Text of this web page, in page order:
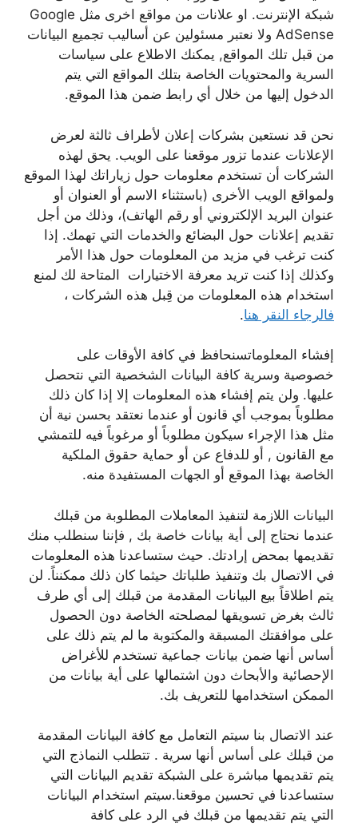
شبكة الإنترنت. او علانات من مواقع اخرى مثل Google
AdSense ولا نعتبر مسئولين عن أساليب تجميع البيانات
من قبل تلك المواقع, يمكنك الاطلاع على سياسات
السرية والمحتويات الخاصة بتلك المواقع التي يتم
الدخول إليها من خلال أي رابط ضمن هذا الموقع.
نحن قد نستعين بشركات إعلان لأطراف ثالثة لعرض
الإعلانات عندما تزور موقعنا على الويب. يحق لهذه
الشركات أن تستخدم معلومات حول زياراتك لهذا الموقع
ولمواقع الويب الأخرى (باستثناء الاسم أو العنوان أو
عنوان البريد الإلكتروني أو رقم الهاتف)، وذلك من أجل
تقديم إعلانات حول البضائع والخدمات التي تهمك. إذا
كنت ترغب في مزيد من المعلومات حول هذا الأمر
وكذلك إذا كنت تريد معرفة الاختيارات المتاحة لك لمنع
استخدام هذه المعلومات من قِبل هذه الشركات ،
فالرجاء النقر هنا.
إفشاء المعلوماتسنحافظ في كافة الأوقات على
خصوصية وسرية كافة البيانات الشخصية التي نتحصل
عليها. ولن يتم إفشاء هذه المعلومات إلا إذا كان ذلك
مطلوباً بموجب أي قانون أو عندما نعتقد بحسن نية أن
مثل هذا الإجراء سيكون مطلوباً أو مرغوباً فيه للتمشي
مع القانون , أو للدفاع عن أو حماية حقوق الملكية
الخاصة بهذا الموقع أو الجهات المستفيدة منه.
البيانات اللازمة لتنفيذ المعاملات المطلوبة من قبلك
عندما نحتاج إلى أية بيانات خاصة بك , فإننا سنطلب منك
تقديمها بمحض إرادتك. حيث ستساعدنا هذه المعلومات
في الاتصال بك وتنفيذ طلباتك حيثما كان ذلك ممكنناً. لن
يتم اطلاقاً بيع البيانات المقدمة من قبلك إلى أي طرف
ثالث بغرض تسويقها لمصلحته الخاصة دون الحصول
على موافقتك المسبقة والمكتوبة ما لم يتم ذلك على
أساس أنها ضمن بيانات جماعية تستخدم للأغراض
الإحصائية والأبحاث دون اشتمالها على أية بيانات من
الممكن استخدامها للتعريف بك.
عند الاتصال بنا سيتم التعامل مع كافة البيانات المقدمة
من قبلك على أساس أنها سرية . تتطلب النماذج التي
يتم تقديمها مباشرة على الشبكة تقديم البيانات التي
ستساعدنا في تحسين موقعنا.سيتم استخدام البيانات
التي يتم تقديمها من قبلك في الرد على كافة